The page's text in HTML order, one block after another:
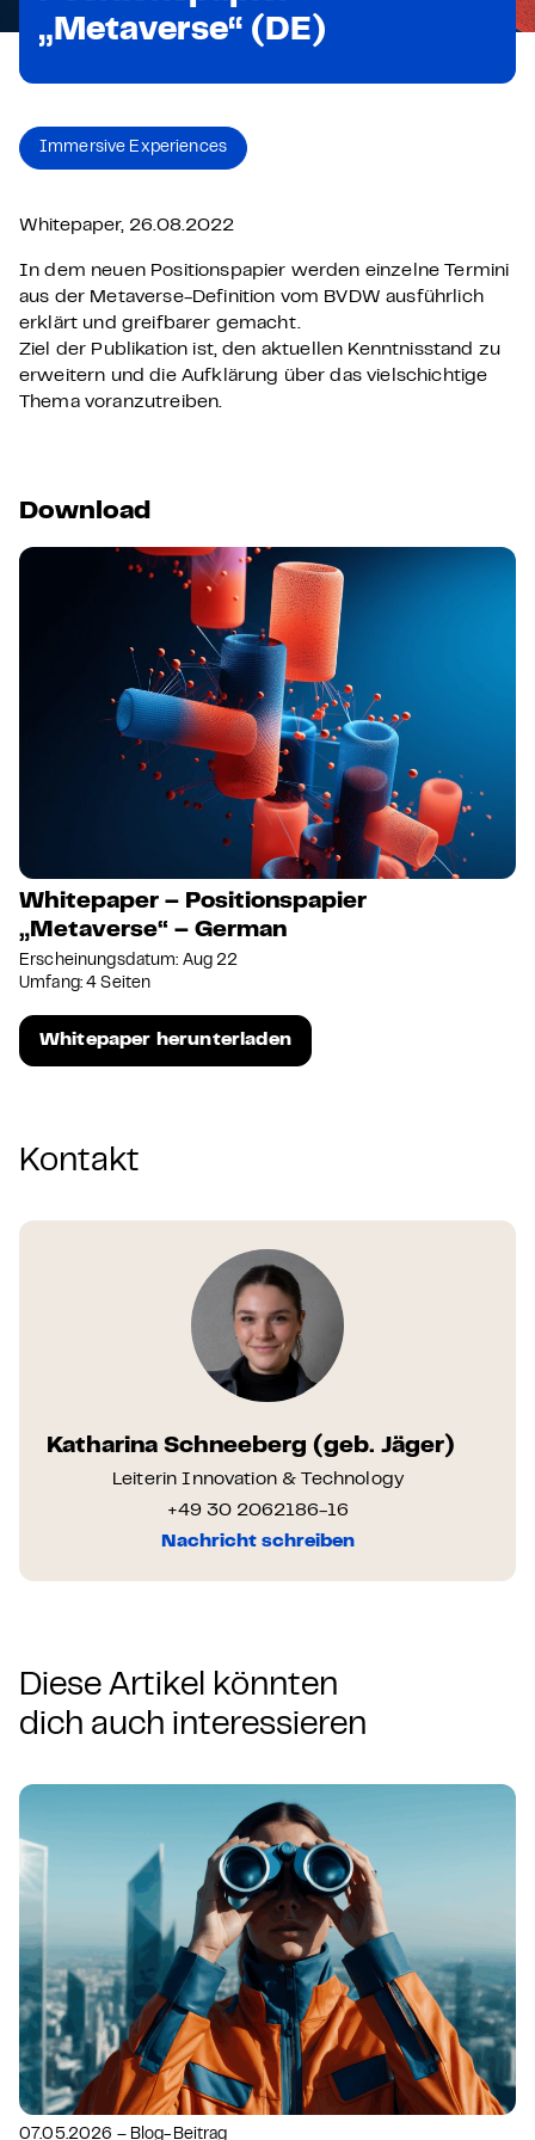
„Metaverse“ (DE)
Immersive Experiences
Whitepaper, 26.08.2022
In dem neuen Positionspapier werden einzelne Termini
aus der Metaverse-Definition vom BVDW ausführlich
erklärt und greifbarer gemacht.
Ziel der Publikation ist, den aktuellen Kenntnisstand zu
erweitern und die Aufklärung über das vielschichtige
Thema voranzutreiben.
Download
Whitepaper – Positionspapier
„Metaverse“ – German
Erscheinungsdatum: Aug 22
Umfang: 4 Seiten
Whitepaper herunterladen
Kontakt
Katharina Schneeberg (geb. Jäger)
Leiterin Innovation & Technology
+49 30 2062186-16
Nachricht schreiben
Diese Artikel könnten
dich auch interessieren
07.05.2026 – Blog-Beitrag